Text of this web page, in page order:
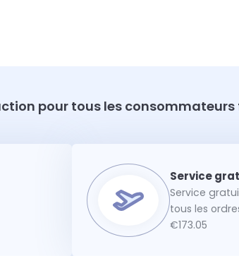
pour tous les consommateurs
Service
tous les
€173.05